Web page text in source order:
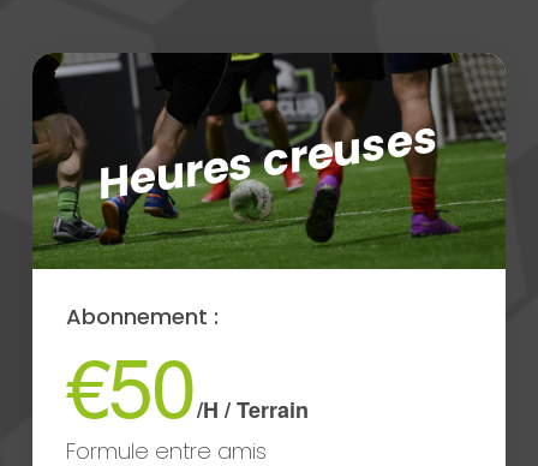
Heures creuses
Abonnement :
€50/H / Terrain
Formule entre amis